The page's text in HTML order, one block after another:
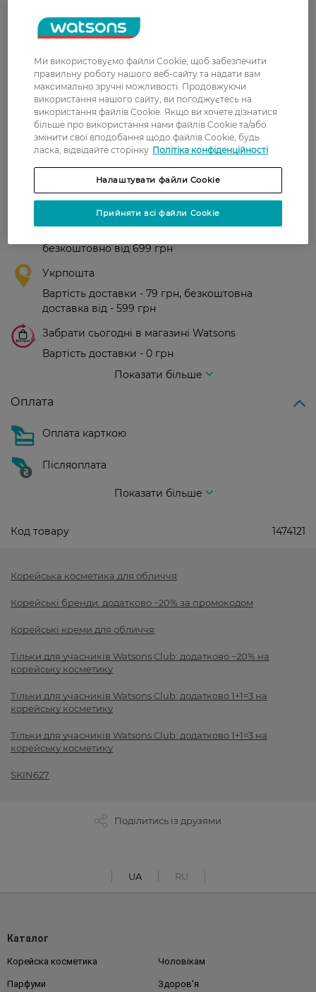
14 квітня, 2026
зволожує і живить шкіру, у мене -
комбінована.
Олександра
15 травня, 2025
Превосходный крем , я в восторге
))
Нова пошта
безкоштовно від 699 грн
Укрпошта
Вартість доставки - 79 грн, безкоштовна
доставка від - 599 грн
Забрати сьогодні в магазині Watsons
Вартість доставки - 0 грн
Показати більше
Оплата
Оплата карткою
Післяоплата
Показати більше
Код товару 1474121
Корейська косметика для обличчя
Корейські бренди: додатково −20% за промокодом
Корейські креми для обличчя
Тільки для учасників Watsons Club: додатково −20% на
корейську косметику
Тільки для учасників Watsons Club: додатково 1+1=3 на
корейську косметику
Тільки для учасників Watsons Club: додатково 1+1=3 на
корейську косметику
SKIN627
Поділитись із друзями
UA RU
Каталог
Корейска косметика Чоловікам
Парфуми Здоров'я
Ми використовуємо файли Cookie, щоб забезпечити
правильну роботу нашого веб-сайту та надати вам
максимально зручні можливості. Продовжуючи
використання нашого сайту, ви погоджуєтесь на
використання файлів Cookie. Якщо ви хочете дізнатися
більше про використання нами файлів Cookie та/або
змінити свої вподобання щодо файлів Cookie, будь
ласка, відвідайте сторінку Політіка конфіденційності
Налаштувати файли Cookie
Прийняти всі файли Cookie